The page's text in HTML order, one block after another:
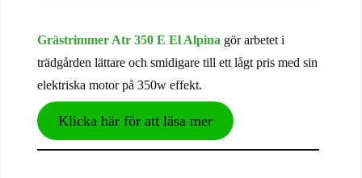
Grästrimmer Atr 350 E El Alpina gör arbetet i
trädgården lättare och smidigare till ett lågt pris med sin
elektriska motor på 350w effekt.
Klicka här för att läsa mer